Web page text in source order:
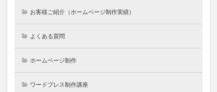
お客様ご紹介（ホームページ制作実績）
よくある質問
ホームページ制作
ワードプレス制作講座